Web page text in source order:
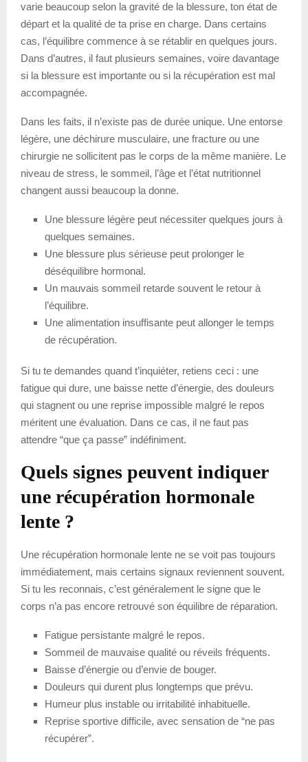
varie beaucoup selon la gravité de la blessure, ton état de
départ et la qualité de ta prise en charge. Dans certains
cas, l’équilibre commence à se rétablir en quelques jours.
Dans d’autres, il faut plusieurs semaines, voire davantage
si la blessure est importante ou si la récupération est mal
accompagnée.
Dans les faits, il n’existe pas de durée unique. Une entorse
légère, une déchirure musculaire, une fracture ou une
chirurgie ne sollicitent pas le corps de la même manière. Le
niveau de stress, le sommeil, l’âge et l’état nutritionnel
changent aussi beaucoup la donne.
Une blessure légère peut nécessiter quelques jours à
quelques semaines.
Une blessure plus sérieuse peut prolonger le
déséquilibre hormonal.
Un mauvais sommeil retarde souvent le retour à
l’équilibre.
Une alimentation insuffisante peut allonger le temps
de récupération.
Si tu te demandes quand t’inquiéter, retiens ceci : une
fatigue qui dure, une baisse nette d’énergie, des douleurs
qui stagnent ou une reprise impossible malgré le repos
méritent une évaluation. Dans ce cas, il ne faut pas
attendre “que ça passe” indéfiniment.
Quels signes peuvent indiquer
une récupération hormonale
lente ?
Une récupération hormonale lente ne se voit pas toujours
immédiatement, mais certains signaux reviennent souvent.
Si tu les reconnais, c’est généralement le signe que le
corps n’a pas encore retrouvé son équilibre de réparation.
Fatigue persistante malgré le repos.
Sommeil de mauvaise qualité ou réveils fréquents.
Baisse d’énergie ou d’envie de bouger.
Douleurs qui durent plus longtemps que prévu.
Humeur plus instable ou irritabilité inhabituelle.
Reprise sportive difficile, avec sensation de “ne pas
récupérer”.